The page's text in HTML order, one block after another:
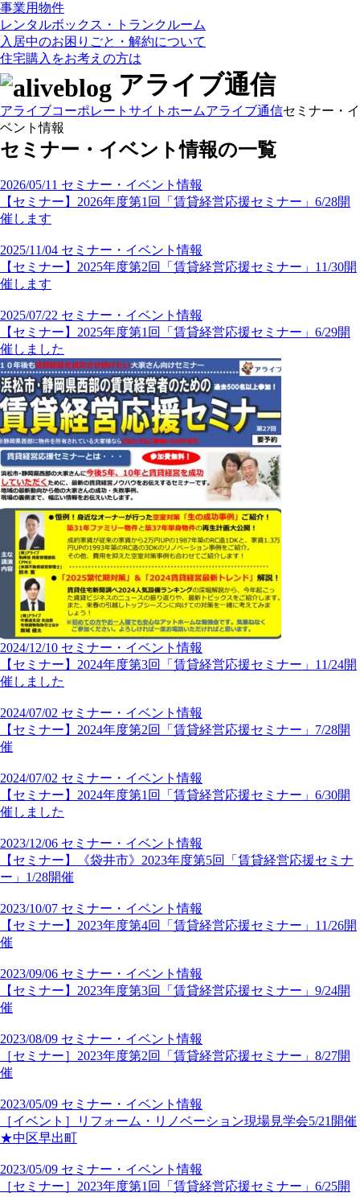
事業用物件
レンタルボックス・トランクルーム
入居中のお困りごと・解約について
住宅購入をお考えの方は
アライブ通信
アライブコーポレートサイト ホームアライブ通信セミナー・イ
ベント情報
セミナー・イベント情報の一覧
2026/05/11 セミナー・イベント情報
【セミナー】2026年度第1回「賃貸経営応援セミナー」6/28開
催します
2025/11/04 セミナー・イベント情報
【セミナー】2025年度第2回「賃貸経営応援セミナー」11/30開
催します
2025/07/22 セミナー・イベント情報
【セミナー】2025年度第1回「賃貸経営応援セミナー」6/29開
催しました
2024/12/10 セミナー・イベント情報
【セミナー】2024年度第3回「賃貸経営応援セミナー」11/24開
催しました
2024/07/02 セミナー・イベント情報
【セミナー】2024年度第2回「賃貸経営応援セミナー」7/28開
催
2024/07/02 セミナー・イベント情報
【セミナー】2024年度第1回「賃貸経営応援セミナー」6/30開
催しました
2023/12/06 セミナー・イベント情報
【セミナー】《袋井市》2023年度第5回「賃貸経営応援セミナ
ー」1/28開催
2023/10/07 セミナー・イベント情報
【セミナー】2023年度第4回「賃貸経営応援セミナー」11/26開
催
2023/09/06 セミナー・イベント情報
【セミナー】2023年度第3回「賃貸経営応援セミナー」9/24開
催
2023/08/09 セミナー・イベント情報
［セミナー］2023年度第2回「賃貸経営応援セミナー」8/27開
催
2023/05/09 セミナー・イベント情報
［イベント］リフォーム・リノベーション現場見学会5/21開催
★中区早出町
2023/05/09 セミナー・イベント情報
［セミナー］2023年度第1回「賃貸経営応援セミナー」6/25開